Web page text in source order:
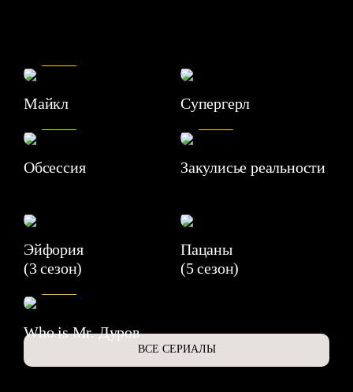
Майкл Супергерл
Обсессия
7.1
Закулисье реальности
Эйфория
(3 сезон)
Пацаны
(5 сезон)
Who is Mr. Дуров
ВСЕ СЕРИАЛЫ